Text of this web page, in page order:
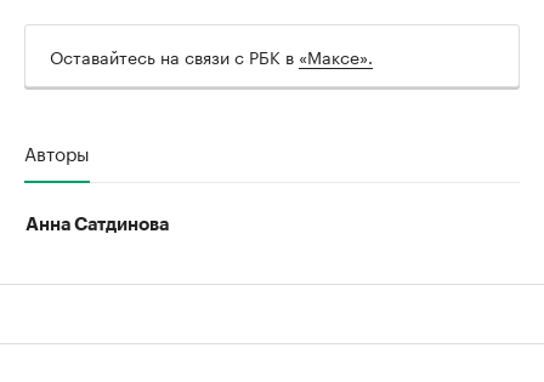
Оставайтесь на связи с РБК в «Максе».
Авторы
Анна Сатдинова